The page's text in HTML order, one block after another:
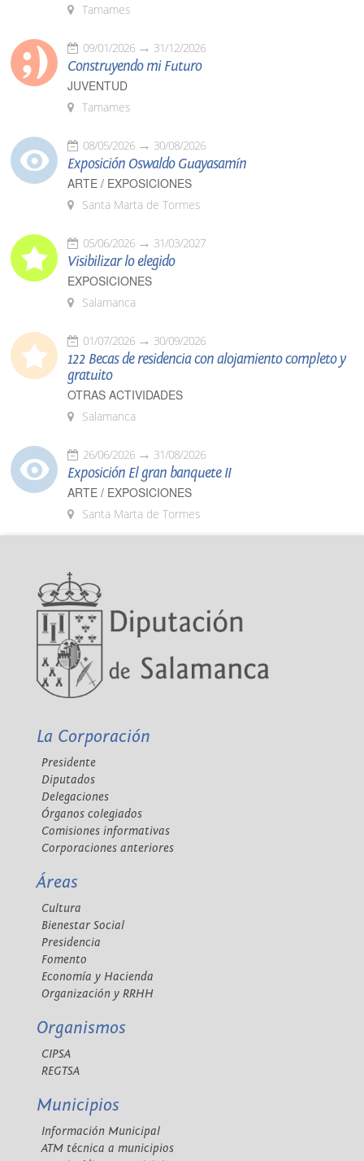
Tamames
09/01/2026 31/12/2026
Construyendo mi Futuro
JUVENTUD
Tamames
08/05/2026 30/08/2026
Exposición Oswaldo Guayasamín
ARTE / EXPOSICIONES
Santa Marta de Tormes
05/06/2026 31/03/2027
Visibilizar lo elegido
EXPOSICIONES
Salamanca
01/07/2026 30/09/2026
122 Becas de residencia con alojamiento completo y
gratuito
OTRAS ACTIVIDADES
Salamanca
26/06/2026 31/08/2026
Exposición El gran banquete II
ARTE / EXPOSICIONES
Santa Marta de Tormes
La Corporación
Presidente
Diputados
Delegaciones
Órganos colegiados
Comisiones informativas
Corporaciones anteriores
Áreas
Cultura
Bienestar Social
Presidencia
Fomento
Economía y Hacienda
Organización y RRHH
Organismos
CIPSA
REGTSA
Municipios
Información Municipal
ATM técnica a municipios